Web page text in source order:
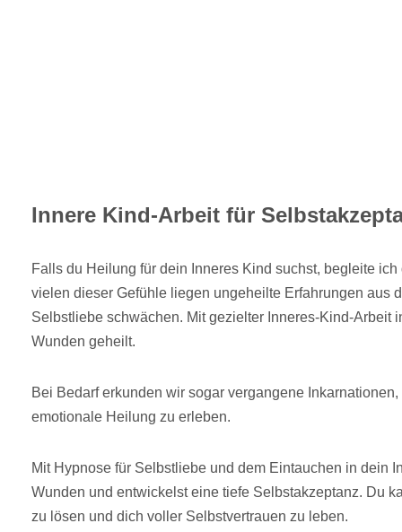
Innere Kind-Arbeit für
Falls du Heilung für dein Inneres Kind suchst, begleite
vielen dieser Gefühle liegen ungeheilte Erfahrungen aus
Selbstliebe schwächen. Mit gezielter Inneres-Kind-Arbeit
Wunden geheilt.
Bei Bedarf erkunden wir sogar vergangene
emotionale Heilung zu erleben.
Mit Hypnose für Selbstliebe und dem Eintauchen in dein
Wunden und entwickelst eine tiefe Selbstakzeptanz. Du
zu lösen und dich voller Selbstvertrauen zu leben.